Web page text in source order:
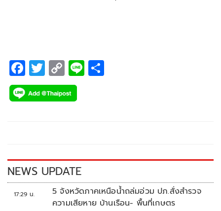
F
ac
e
k
T
wi
tt
C
o
p
k
Li
NEWS UPDATE
17:29 น.
5 จังหวัดภาคเหนือน้ำถล่มอ่วม ปภ.สั่งสำรวจ
ความเสียหาย บ้านเรือน- พื้นที่เกษตร